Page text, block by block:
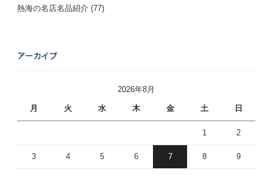
熱海の名店名品紹介 (77)
アーカイブ
2026年8月
月 火 水 木 金 土 日
1 2
3 4 5 6 7 8 9